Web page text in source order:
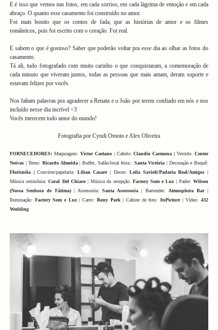
E é isso que vemos nas fotos, em cada sorriso, em cada lágrima de emoção e em cada
abraço. O quanto esse casamento foi construído no amor.
Foi mais bonito que os contos de fada, que as histórias de amor e os filmes
românticos, pois foi escrito com o coração. Foi real.
E sabem o que é gostoso? Saber que poderão voltar pra esse dia ao olhar as fotos do
casamento.
Tá ali, tudo fotografado com muito carinho o que conquistaram, a comemoração de
cada minuto que viveram juntos, todas as pessoas que mais amam, deram suporte e
estavam felizes por vocês.
Nos faltam palavras pra agradecer a Renata e o João por terem confiado em nós e nos
incluído nesse dia incrível <3
Vocês merecem todo amor do mundo!
Fotografia por Cyndi Omoto e Alex Oliveira
FORNECEDORES: Maquiagem: Victor Caetano | Cabelo: Claudio Carmona |Vestido:Center
Noivas | Terno: Ricardo Almeida| Buffet, Salão/local festa:: Santa Victória| Decoração eBuquê:
Florisnéia |Convites/papelaria: Lilian Casare| Doces:Leila Savioli/Padaria Real/Amigos|
Música cerimônia:Coral Del Chiaro| Música da recepção: Factory Som e Luz | Padre:Wilson
(Nossa Senhora de Fátima) | Assessoria:Santa Assessoria| Bartender: Atmosphera Bar|
Iluminação: Factory Som e Luz| Carro: Rony Park | Cabine de foto: ItsPicture | Vídeo: 432
Wedding